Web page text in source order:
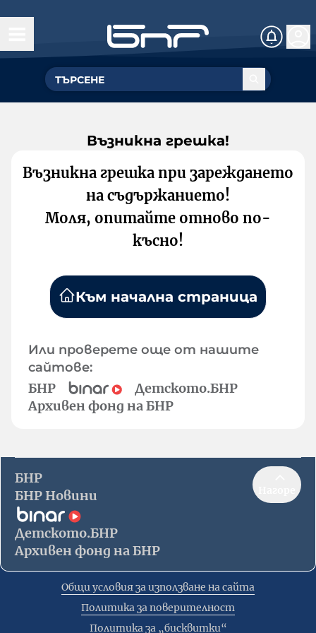
Възникна грешка!
Възникна грешка при зареждането
на съдържанието!
Моля, опитайте отново по-
късно!
Към начална страница
Или проверете още от нашите
сайтове:
БНР
Детското.БНР
Архивен фонд на БНР
БНР
БНР Новини
Детското.БНР
Архивен фонд на БНР
Общи условия за използване на сайта
Политика за поверителност
Политика за „бисквитки“